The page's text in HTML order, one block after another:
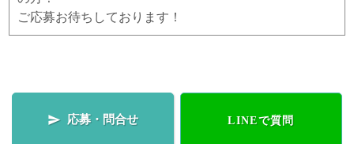
ご応募お待ちしております！
 応募・問合せ LINEで質問